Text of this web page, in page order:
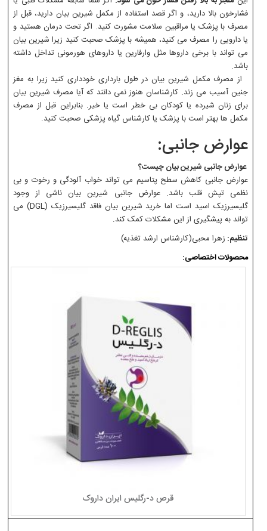
فشارخون بالا دارید، و اگر قصد استفاده از مکمل شیرین بیان دارید، قبل از
مصرف با پزشک یا مراقبین سلامت مشورت کنید. اگر تحت درمان هستید و
یا دارویی را مصرف می کنید، همیشه با پزشک صحبت کنید زیرا شیرین بیان
می تواند با برخی داروها مثل وارفارین یا داروهای هورمونی تداخل داشته
باشد.
از مصرف مکمل شیرین بیان در طول بارداری خودداری کنید زیرا به مغز
جنین آسیب می زند. کارشناسان هنوز نمی دانند که آیا مصرف شیرین بیان
برای زنان شیرده یا کودکان بی خطر است یا خیر. بنابراین قبل از مصرف
مکمل ها بهتر است با پزشک یا کارشناس گیاه پزشکی صحبت کنید.
عوارض جانبی:
عوارض جانبی شیرین بیان چیست؟
عوارض جانبی کاهش سطح پتاسیم می تواند خواب آلودگی و رخوت و بی
نظمی تپش قلب باشد. عوارض جانبی شیرین بیان ناشی از وجود
گلیسیرزیک اسید است اما خرید شیرین بیان فاقد گلیسیرزیک (DGL) می
تواند به پیشگیری از این مشکلات کمک کند.
تنظیم: زهرا محبی(کارشناس ارشد تغذیه)
محصولات اختصاصی:
قرص د-رگلیس ایران داروک